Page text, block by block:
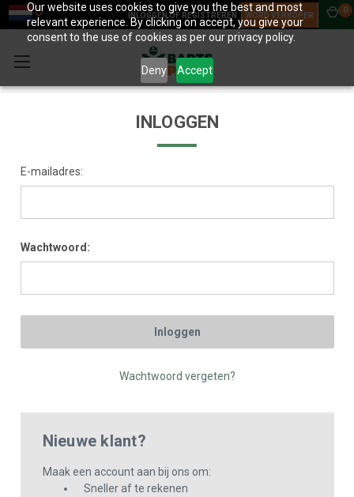
Our website uses cookies to give you the best and most
relevant experience. By clicking on accept, you give your
consent to the use of cookies as per our privacy policy.
Deny Accept
INLOGGEN OF REGISTREREN WORD VERKOPER
0
INLOGGEN
E-mailadres:
Wachtwoord:
Wachtwoord vergeten?
Nieuwe klant?
Maak een account aan bij ons om:
Sneller af te rekenen